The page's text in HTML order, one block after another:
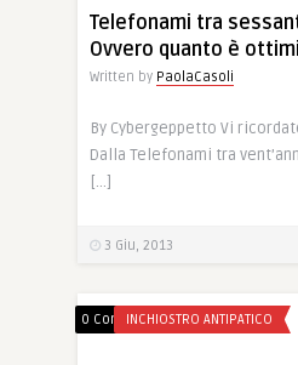
Telefonami tra
Ovvero quanto è
Written by PaolaCasoli
By Cybergeppetto Vi
Dalla Telefonami tra
[…]
3 Giu, 2013
0 CommentsINCHIOSTRO ANTIPATICO